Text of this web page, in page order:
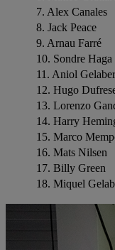
7. Alex Canales
8. Jack Peace
9. Arnau Farré
10. Sondre Haga
11. Aniol
12. Hugo
13. Lorenzo
14. Harry
15. Marco
16. Mats Nilsen
17. Billy Green
18. Miquel